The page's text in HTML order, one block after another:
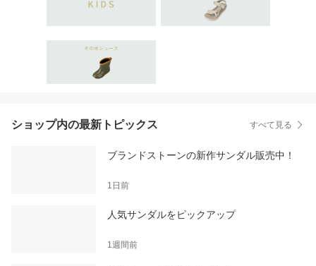
ショップ内の最新トピックス すべて見る
ブランドストーンの新作サンダル販売中！
1日前
人気サンダルをピックアップ
1週間前